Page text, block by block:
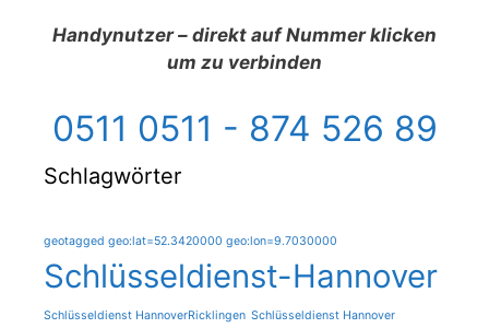
Handynutzer – direkt auf Nummer klicken
um zu verbinden
0511 0511 - 874 526 89
Schlagwörter
geotagged geo:lat=52.3420000 geo:lon=9.7030000
Schlüsseldienst-Hannover
Schlüsseldienst HannoverRicklingen Schlüsseldienst Hannover